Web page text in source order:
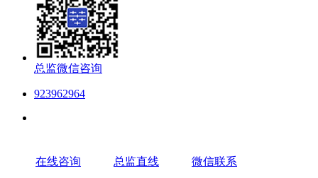
总监微信咨询
923962964
在线咨询 总监直线 微信联系